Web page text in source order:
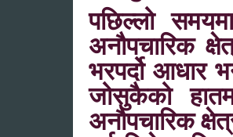
पछिल्लो
अनौपचारिक
भरपर्दो आधार
जोसुकैको
अनौपचारिक